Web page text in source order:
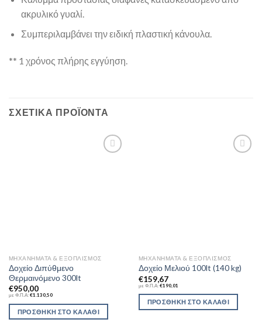
ακρυλικό γυαλί.
Συμπεριλαμβάνει την ειδική πλαστική κάνουλα.
** 1 χρόνος πλήρης εγγύηση.
ΣΧΕΤΙΚΆ ΠΡΟΪΌΝΤΑ
ΜΗΧΑΝΉΜΑΤΑ & ΕΞΟΠΛΙΣΜΌΣ
Δοχείο Διπύθμενο
Θερμαινόμενο 300lt
€950,00
με Φ.Π.Α: €1.130,50
ΠΡΟΣΘΉΚΗ ΣΤΟ ΚΑΛΆΘΙ
ΜΗΧΑΝΉΜΑΤΑ & ΕΞΟΠΛΙΣΜΌΣ
Δοχείο Μελιού 100lt (140 kg)
€159,67
με Φ.Π.Α: €190,01
ΠΡΟΣΘΉΚΗ ΣΤΟ ΚΑΛΆΘΙ